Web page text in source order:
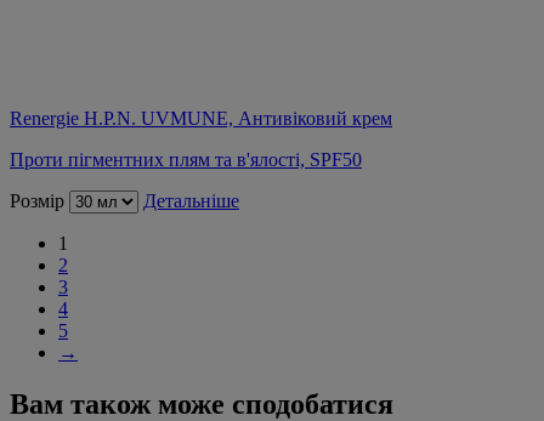
Renergie H.P.N. UVMUNE, Антивіковий крем
Проти пігментних плям та в'ялості, SPF50
Розмір
Детальніше
1
2
3
4
5
→
Вам також може сподобатися